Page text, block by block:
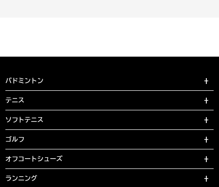
バドミントン
テニス
ソフトテニス
ゴルフ
オフコートシューズ
ランニング